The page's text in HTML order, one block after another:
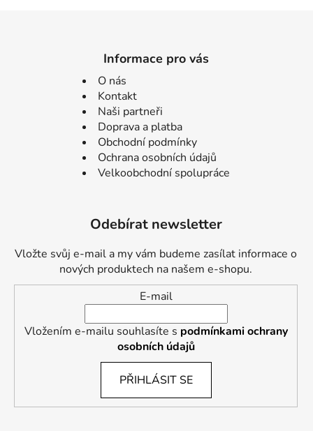
Informace pro vás
O nás
Kontakt
Naši partneři
Doprava a platba
Obchodní podmínky
Ochrana osobních údajů
Velkoobchodní spolupráce
Odebírat newsletter
Vložte svůj e-mail a my vám budeme zasílat informace o
nových produktech na našem e-shopu.
E-mail
Vložením e-mailu souhlasíte s podmínkami ochrany
osobních údajů
PŘIHLÁSIT SE